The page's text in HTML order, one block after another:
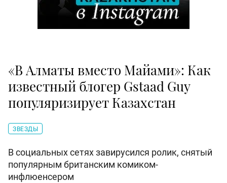
«В Алматы вместо Майами»: Как
известный блогер Gstaad Guy
популяризирует Казахстан
ЗВЕЗДЫ
В социальных сетях завирусился ролик, снятый
популярным британским комиком-
инфлюенсером